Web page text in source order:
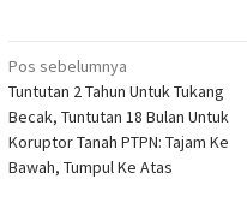
Navigasi
pos
Pos sebelumnya
Tuntutan 2 Tahun Untuk Tukang
Becak, Tuntutan 18 Bulan Untuk
Koruptor Tanah PTPN: Tajam Ke
Bawah, Tumpul Ke Atas